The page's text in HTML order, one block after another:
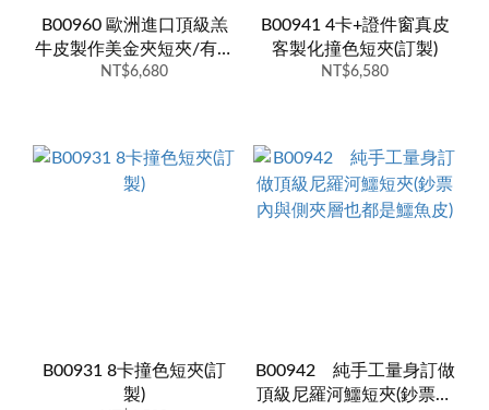
B00960 歐洲進口頂級羔
牛皮製作美金夾短夾/有零
錢袋(訂製)
NT$6,680
B00941 4卡+證件窗真皮
客製化撞色短夾(訂製)
NT$6,580
B00931 8卡撞色短夾(訂
製)
B00942 純手工量身訂做
頂級尼羅河鱷短夾(鈔票內